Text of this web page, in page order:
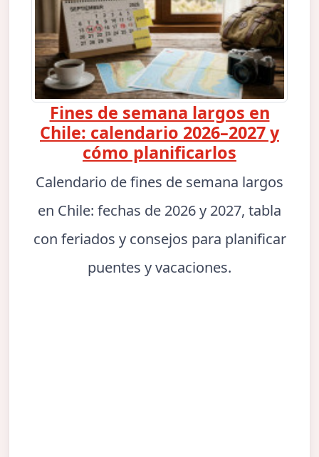
Fines de semana largos en
Chile: calendario 2026–2027 y
cómo planificarlos
Calendario de fines de semana largos
en Chile: fechas de 2026 y 2027, tabla
con feriados y consejos para planificar
puentes y vacaciones.